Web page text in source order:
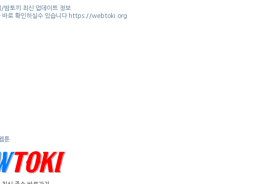
토끼 최신 업데이트 정보
바로 확인하실수 있습니다 https://webtoki.org
툰